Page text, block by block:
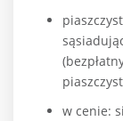
w cenie: